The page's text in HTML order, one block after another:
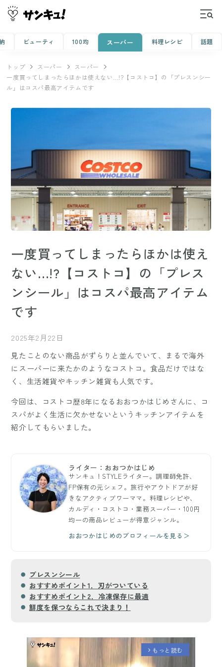
ビューティ 100均 スーパー 料理レシピ 話題
トップ スーパー
スーパー
一度買ってしまったらほかは使えない…!?【コストコ】の「プレスンシー
ル」はコスパ最高アイテムです
一度買ってしまったらほかは使え
ない…!?【コストコ】の「プレス
ンシール」はコスパ最高アイテム
です
2025年2月22日
見たことのない商品がずらりと並んでいて、まるで海外
にスーパーに来たかのようなコストコ。食品だけではな
く、生活雑貨やキッチン雑貨も人気です。
今回は、コストコ歴8年になるおおつかはじめさんに、コ
スパがよく生活に欠かせないというキッチンアイテムを
紹介してもらいました。
ライター：おおつかはじめ
サンキュ！STYLEライター。調理師免許、
FP保有の元シェフ。旅行やアウトドアが好
きなアクティブワーママ。料理レシピや、
カルディ・コストコ・業務スーパー・100円
均一の商品レビューが得意ジャンル。
おおつかはじめのプロフィールを見る＞
プレスンシール
おすすめポイント1．刃がついている
おすすめポイント2．冷凍保存に最適
鮮度を保つならこれで決まり！
arrow_forward_ios もっと読む